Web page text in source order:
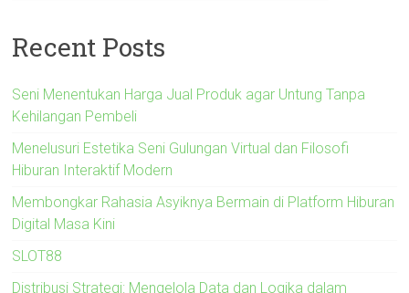
Recent Posts
Seni Menentukan Harga Jual Produk agar Untung Tanpa
Kehilangan Pembeli
Menelusuri Estetika Seni Gulungan Virtual dan Filosofi
Hiburan Interaktif Modern
Membongkar Rahasia Asyiknya Bermain di Platform Hiburan
Digital Masa Kini
SLOT88
Distribusi Strategi: Mengelola Data dan Logika dalam